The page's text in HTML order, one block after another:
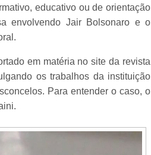
educativo ou de orientação
envolvendo Jair Bolsonaro e o
em matéria no site da revista
os trabalhos da instituição
Para entender o caso, o